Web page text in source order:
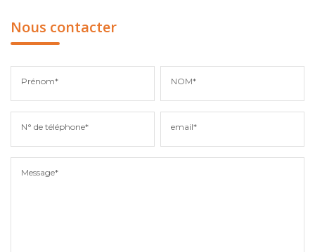
Nous contacter
Prénom* NOM*
N° de téléphone* email*
Message*